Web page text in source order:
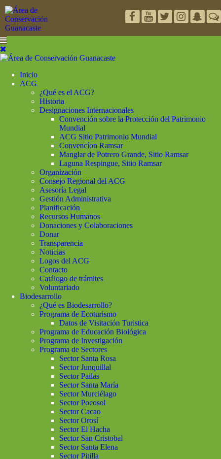
Inicio
ACG
¿Qué es el ACG?
Historia
Designaciones Internacionales
Convención sobre la Protección del Patrimonio
Mundial
ACG Sitio Patrimonio Mundial
Convencíon Ramsar
Manglar de Potrero Grande, Sitio Ramsar
Laguna Respingue, Sitio Ramsar
Organización
Consejo Regional del ACG
Asesoría Legal
Gestión Administrativa
Planificación
Recursos Humanos
Donaciones y Colaboraciones
Donar
Transparencia
Noticias
Logos del ACG
Contacto
Catálogo de trámites
Voluntariado
Biodesarrollo
¿Qué es Biodesarrollo?
Programa de Ecoturismo
Datos de Visitación Turistica
Programa de Educación Biológica
Programa de Investigación
Programa de Sectores
Sector Santa Rosa
Sector Junquillal
Sector Pailas
Sector Santa María
Sector Murciélago
Sector Pocosol
Sector Cacao
Sector Orosí
Sector El Hacha
Sector San Cristobal
Sector Santa Elena
Sector Pitilla